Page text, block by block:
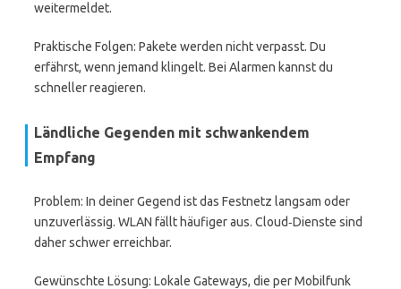
weitermeldet.
Praktische Folgen: Pakete werden nicht verpasst. Du
erfährst, wenn jemand klingelt. Bei Alarmen kannst du
schneller reagieren.
Ländliche Gegenden mit schwankendem
Empfang
Problem: In deiner Gegend ist das Festnetz langsam oder
unzuverlässig. WLAN fällt häufiger aus. Cloud‑Dienste sind
daher schwer erreichbar.
Gewünschte Lösung: Lokale Gateways, die per Mobilfunk